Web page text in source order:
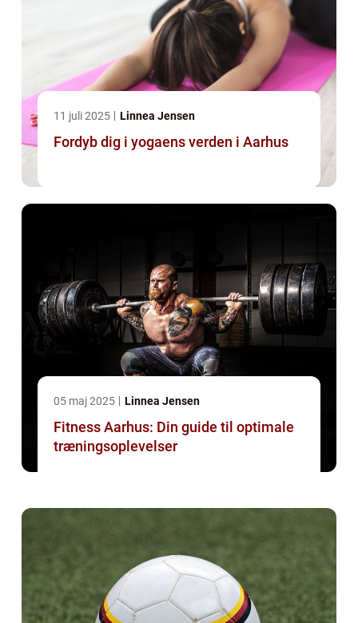
11 juli 2025 Linnea Jensen
Fordyb dig i yogaens verden i Aarhus
05 maj 2025 Linnea Jensen
Fitness Aarhus: Din guide til optimale
træningsoplevelser